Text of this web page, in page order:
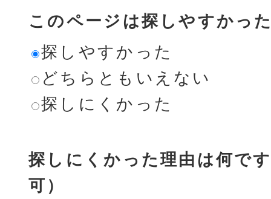
このページは探しやすかっ
探しやすかった
どちらともいえない
探しにくかった
探しにくかった理由は何で
可）